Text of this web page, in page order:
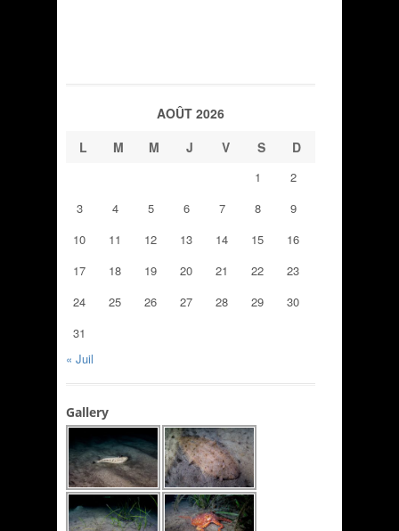
AOÛT 2026
L
M M J V S D
1
2
3
4 5 6 7 8
9
10
11 12 13 14 15
16
17
18 19 20 21 22
23
24
25 26 27 28 29
30
31
« Juil
Gallery